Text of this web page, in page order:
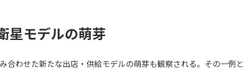
星モデルの萌芽
合わせた新たな出店・供給モデルの萌芽も観察される。その一例